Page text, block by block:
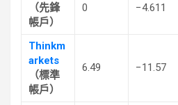
（先鋒
帳戶）
0 −4.611
Thinkm
arkets
（標準
帳戶）
6.49 −11.57